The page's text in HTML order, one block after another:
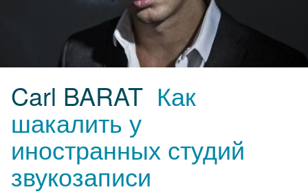
Carl BARAT Как
шакалить у
иностранных студий
звукозаписи